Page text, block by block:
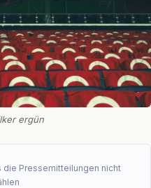
ergün
die Pressemitteilungen nicht